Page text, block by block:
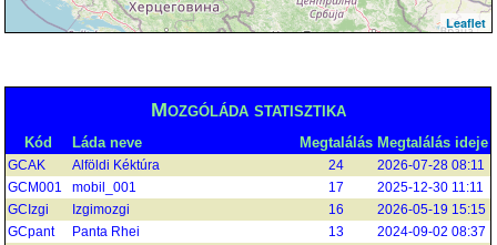
Leaflet
Mozgóláda statisztika
Kód Láda neve Megtalálás Megtalálás ideje
GCAK Alföldi Kéktúra 24
2026-07-28 08:11
GCM001
mobil_001 17
2025-12-30 11:11
GCIzgi
Izgimozgi 16
2026-05-19 15:15
GCpant
Panta Rhei 13
2024-09-02 08:37